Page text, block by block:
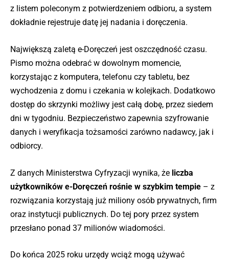
z listem poleconym z potwierdzeniem odbioru, a system
dokładnie rejestruje datę jej nadania i doręczenia.
Największą zaletą e-Doręczeń jest oszczędność czasu.
Pismo można odebrać w dowolnym momencie,
korzystając z komputera, telefonu czy tabletu, bez
wychodzenia z domu i czekania w kolejkach. Dodatkowo
dostęp do skrzynki możliwy jest całą dobę, przez siedem
dni w tygodniu. Bezpieczeństwo zapewnia szyfrowanie
danych i weryfikacja tożsamości zarówno nadawcy, jak i
odbiorcy.
Z danych Ministerstwa Cyfryzacji wynika, że liczba
użytkowników e-Doręczeń rośnie w szybkim tempie – z
rozwiązania korzystają już miliony osób prywatnych, firm
oraz instytucji publicznych. Do tej pory przez system
przesłano ponad 37 milionów wiadomości.
Do końca 2025 roku urzędy wciąż mogą używać